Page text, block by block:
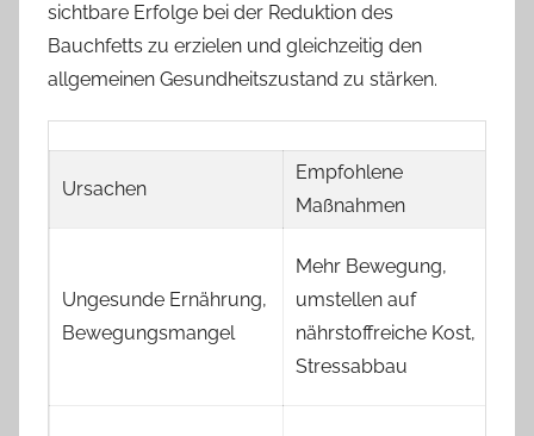
sichtbare Erfolge bei der Reduktion des
Bauchfetts zu erzielen und gleichzeitig den
allgemeinen Gesundheitszustand zu stärken.
Ursachen
Empfohlene
Maßnahmen
Ungesunde Ernährung,
Bewegungsmangel
Mehr Bewegung,
umstellen auf
nährstoffreiche Kost,
Stressabbau